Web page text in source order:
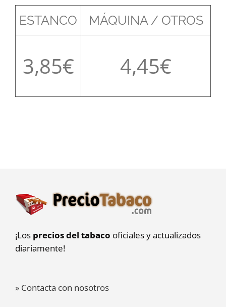
ESTANCO MÁQUINA / OTROS
3,85 4,45
¡Los precios del tabaco oficiales y actualizados
diariamente!
» Contacta con nosotros